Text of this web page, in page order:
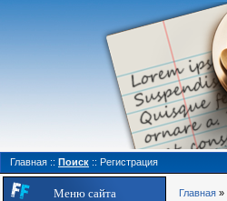
Главная :: Поиск :: Регистрация
Меню сайта Главная »